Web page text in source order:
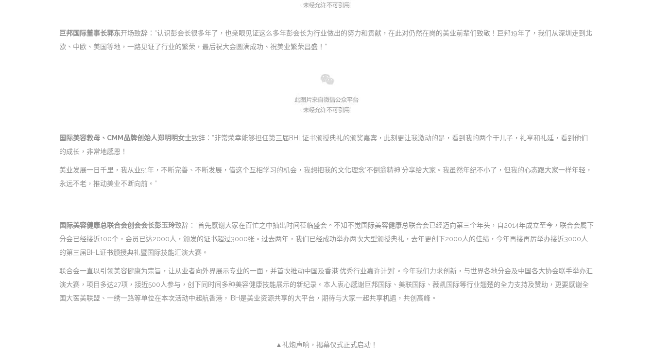
巨邦国际董事长郭东开场致辞：“认识彭会长很多年了，也亲眼见证这么多年彭会长为行业做出的努力和贡献，在此对仍然在岗的美业前辈们致敬！巨邦19年了，我们从深圳走到北
欧、中欧、美国等地，一路见证了行业的繁荣，最后祝大会圆满成功、祝美业繁荣昌盛！”
国际美容教母、CMM品牌创始人郑明明女士致辞：“非常荣幸能够担任第三届BHL证书颁授典礼的颁奖嘉宾，此刻更让我激动的是，看到我的两个干儿子，礼亨和礼廷，看到他们
的成长，非常地感恩！
美业发展一日千里，我从业51年，不断完善、不断发展，借这个互相学习的机会，我想把我的文化理念‘不倒翁精神’分享给大家。我虽然年纪不小了，但我的心态跟大家一样年轻，
永远不老，推动美业不断向前。”
国际美容健康总联合会创会会长彭玉玲致辞：“首先感谢大家在百忙之中抽出时间莅临盛会。不知不觉国际美容健康总联合会已经迈向第三个年头，自2014年成立至今，联合会属下
分会已经接近100个，会员已达2000人，颁发的证书超过3000张。过去两年，我们已经成功举办两次大型颁授典礼，去年更创下2000人的佳绩，今年再接再厉举办接近3000人
的第三届BHL证书颁授典礼暨国际技能汇演大赛。
联合会一直以引领美容健康为宗旨，让从业者向外界展示专业的一面，并首次推动中国及香港‘优秀行业嘉许计划’。今年我们力求创新，与世界各地分会及中国各大协会联手举办汇
演大赛，项目多达27项，接近500人参与，创下同时间多种美容健康技能展示的新纪录。本人衷心感谢巨邦国际、美联国际、薇凯国际等行业翘楚的全力支持及赞助，更要感谢全
国大医美联盟、一绣一路等单位在本次活动中起航香港，IBH是美业资源共享的大平台，期待与大家一起共享机遇，共创高峰。”
▲礼炮声响，揭幕仪式正式启动！